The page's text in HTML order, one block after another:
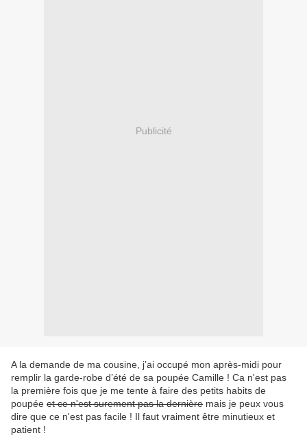
Publicité
A la demande de ma cousine, j’ai occupé mon après-midi pour
remplir la garde-robe d’été de sa poupée Camille ! Ca n'est pas
la première fois que je me tente à faire des petits habits de
poupée et ce n'est surement pas la dernière mais je peux vous
dire que ce n'est pas facile ! Il faut vraiment être minutieux et
patient !